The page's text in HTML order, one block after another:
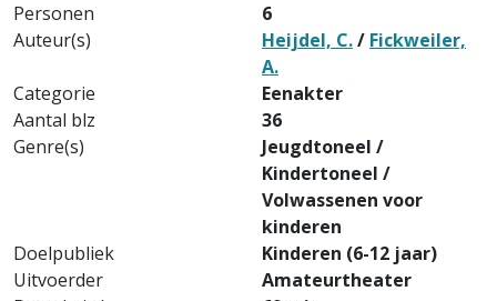
Personen
6
Auteur(s)
Heijdel, C./ Fickweiler,
A.
Categorie
Eenakter
Aantal blz
36
Genre(s)
Jeugdtoneel /
Kindertoneel /
Volwassenen voor
kinderen
Doelpubliek
Kinderen (6-12 jaar)
Uitvoerder
Amateurtheater